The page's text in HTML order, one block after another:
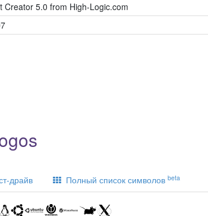
5.0 from High-Logic.com
драйв Полный список символов beta